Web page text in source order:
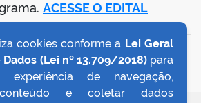
ACESSE O EDITAL
AO TOPO
cookies conforme a Lei Geral
(Lei nº 13.709/2018)para
experiência de navegação,
conteúdo e coletar dados